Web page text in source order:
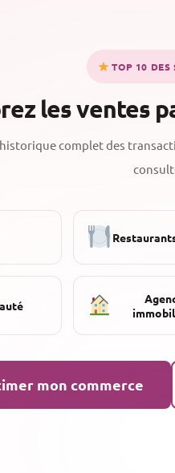
TOP 10 DES
les ventes
complet des
mon commerce